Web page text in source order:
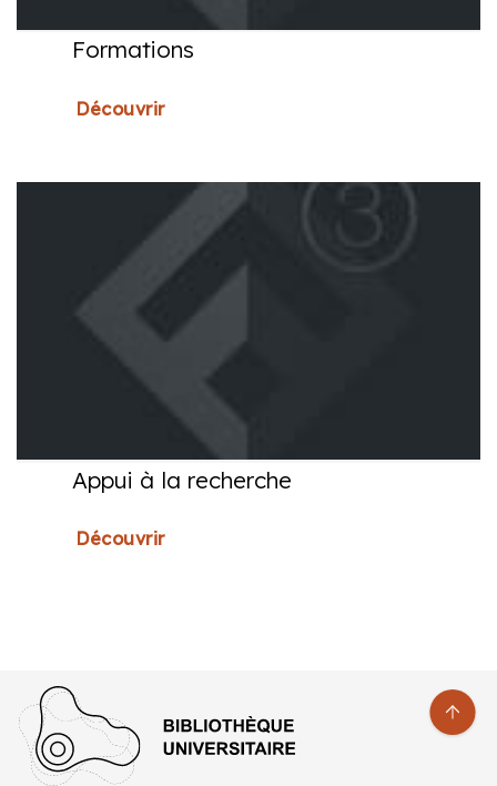
Formations
Découvrir
Appui à la recherche
Découvrir